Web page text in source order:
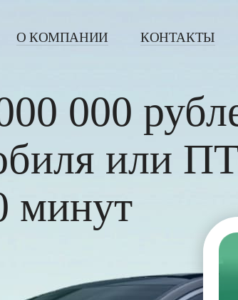
О КОМПАНИИ КОНТАКТЫ
000
или
минут